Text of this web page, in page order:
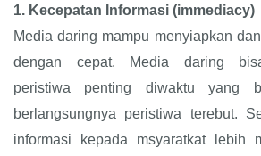
1. Kecepatan Informasi (immediacy)
Media daring mampu menyiapkan
dengan cepat. Media daring
peristiwa penting diwaktu yang
berlangsungnya peristiwa terebut.
informasi kepada msyaratkat lebih